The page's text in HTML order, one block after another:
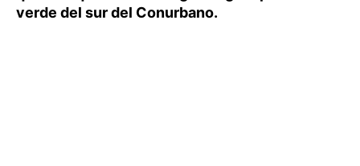
verde del sur del Conurbano.